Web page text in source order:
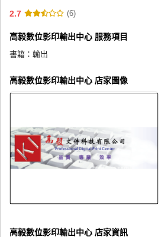
攤位轉讓區
會員功能選單
會員中心
註冊會員
2.7 (6)
高毅數位影印輸出中心 服務項目
書籍： 輸出
高毅數位影印輸出中心 店家圖像
高毅數位影印輸出中心 店家資訊